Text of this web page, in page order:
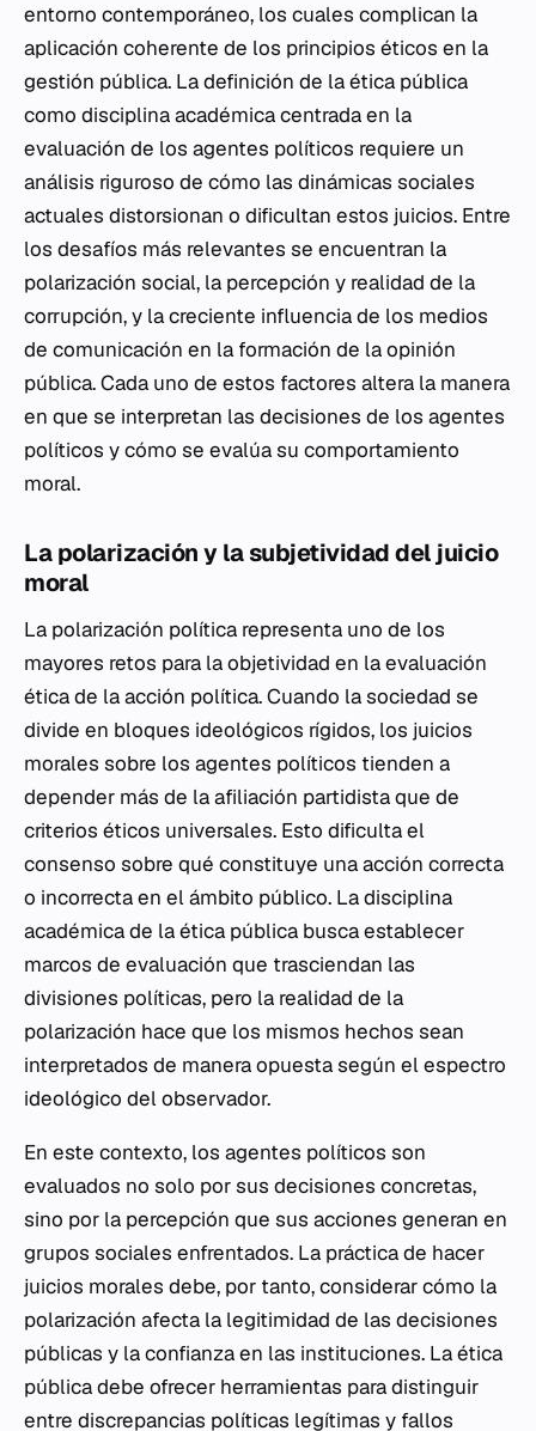
entorno contemporáneo, los cuales complican la
aplicación coherente de los principios éticos en la
gestión pública. La definición de la ética pública
como disciplina académica centrada en la
evaluación de los agentes políticos requiere un
análisis riguroso de cómo las dinámicas sociales
actuales distorsionan o dificultan estos juicios. Entre
los desafíos más relevantes se encuentran la
polarización social, la percepción y realidad de la
corrupción, y la creciente influencia de los medios
de comunicación en la formación de la opinión
pública. Cada uno de estos factores altera la manera
en que se interpretan las decisiones de los agentes
políticos y cómo se evalúa su comportamiento
moral.
La polarización y la subjetividad del juicio
moral
La polarización política representa uno de los
mayores retos para la objetividad en la evaluación
ética de la acción política. Cuando la sociedad se
divide en bloques ideológicos rígidos, los juicios
morales sobre los agentes políticos tienden a
depender más de la afiliación partidista que de
criterios éticos universales. Esto dificulta el
consenso sobre qué constituye una acción correcta
o incorrecta en el ámbito público. La disciplina
académica de la ética pública busca establecer
marcos de evaluación que trasciendan las
divisiones políticas, pero la realidad de la
polarización hace que los mismos hechos sean
interpretados de manera opuesta según el espectro
ideológico del observador.
En este contexto, los agentes políticos son
evaluados no solo por sus decisiones concretas,
sino por la percepción que sus acciones generan en
grupos sociales enfrentados. La práctica de hacer
juicios morales debe, por tanto, considerar cómo la
polarización afecta la legitimidad de las decisiones
públicas y la confianza en las instituciones. La ética
pública debe ofrecer herramientas para distinguir
entre discrepancias políticas legítimas y fallos